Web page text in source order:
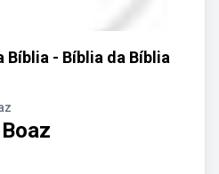
Bíblia - Bíblia da Bíblia